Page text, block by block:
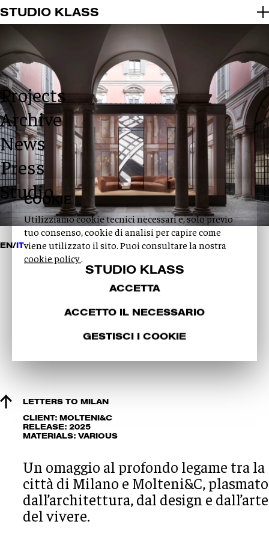
STUDIO KLASS
Projects
Archive
News
Press
Studio
EN/IT
STUDIO KLASS
LETTERS TO MILAN
CLIENT: MOLTENI&C
RELEASE: 2025
MATERIALS: VARIOUS
Un omaggio al profondo legame tra la
città di Milano e Molteni&C, plasmato
dall’architettura, dal design e dall’arte
del vivere.
COOKIE
Utilizziamo cookie tecnici necessari e, solo previo
tuo consenso, cookie di analisi per capire come
viene utilizzato il sito. Puoi consultare la nostra
cookie policy
ACCETTA
ACCETTO IL NECESSARIO
GESTISCI I COOKIE
LINKEDIN
PRIVACY POLICY
COOKIE POLICY